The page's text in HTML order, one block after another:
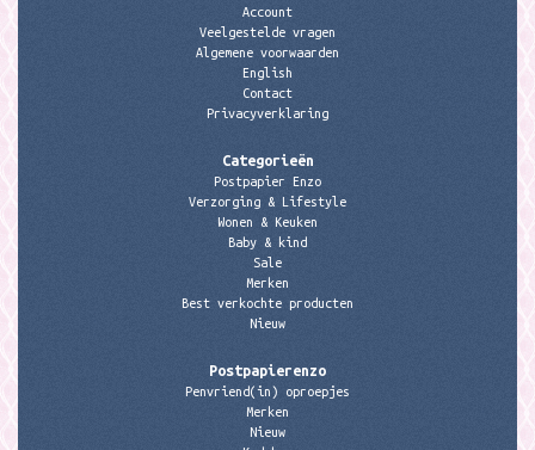
Account
Veelgestelde vragen
Algemene voorwaarden
English
Contact
Privacyverklaring
Categorieën
Postpapier Enzo
Verzorging & Lifestyle
Wonen & Keuken
Baby & kind
Sale
Merken
Best verkochte producten
Nieuw
Postpapierenzo
Penvriend(in) oproepjes
Merken
Nieuw